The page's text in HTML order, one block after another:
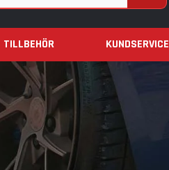
TILLBEHÖR KUNDSERVICE